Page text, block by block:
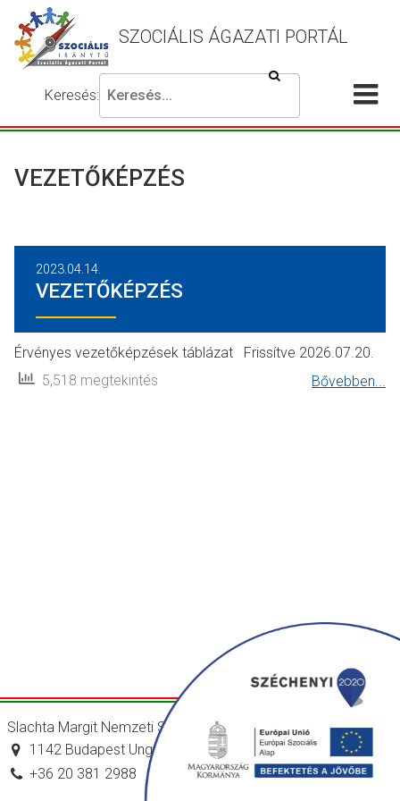
SZOCIÁLIS ÁGAZATI PORTÁL
Keresés:
Írja
be
keresni
kívánt
meg
a
keresés
Keresés
beállítások
VEZETŐKÉPZÉS
2023.04.14.
VEZETŐKÉPZÉS
Érvényes vezetőképzések táblázat Frissítve 2026.07.20.
5,518 megtekintés
Bővebben...
Slachta Margit Nemzeti Szociálpolitikai Intézet
1142 Budapest Ungvár utca 64-66.
+36 20 381 2988
titkarsag@nszi.gov.hu